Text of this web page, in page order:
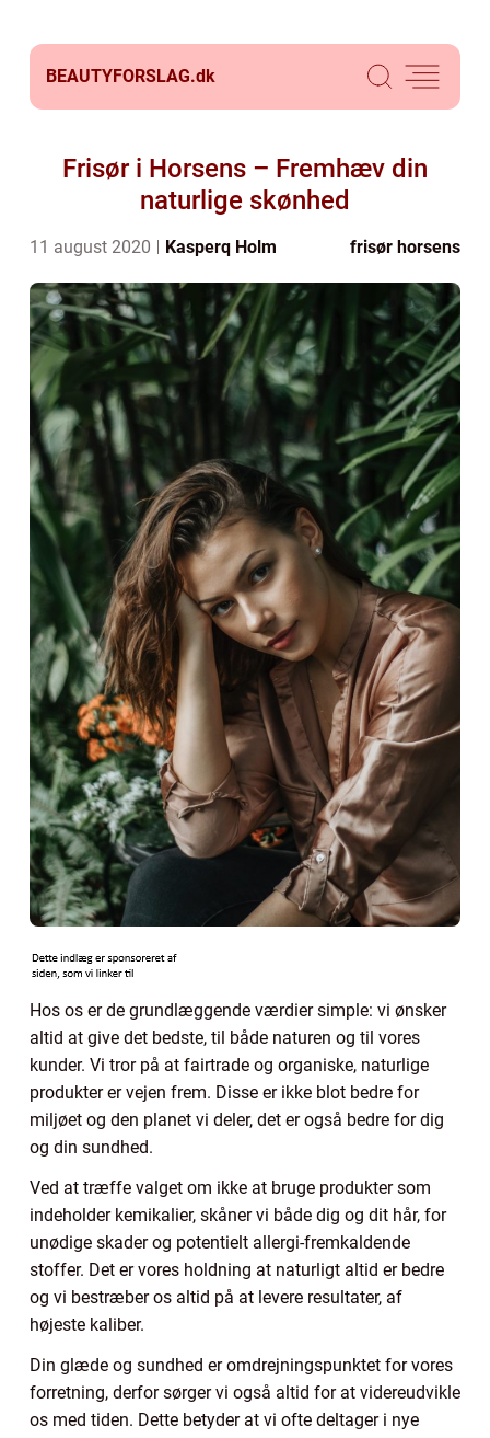
BEAUTYFORSLAG.dk
Frisør i Horsens – Fremhæv din
naturlige skønhed
11 august 2020 Kasperq Holm frisør horsens
Hos os er de grundlæggende værdier simple: vi ønsker
altid at give det bedste, til både naturen og til vores
kunder. Vi tror på at fairtrade og organiske, naturlige
produkter er vejen frem. Disse er ikke blot bedre for
miljøet og den planet vi deler, det er også bedre for dig
og din sundhed.
Ved at træffe valget om ikke at bruge produkter som
indeholder kemikalier, skåner vi både dig og dit hår, for
unødige skader og potentielt allergi-fremkaldende
stoffer. Det er vores holdning at naturligt altid er bedre
og vi bestræber os altid på at levere resultater, af
højeste kaliber.
Din glæde og sundhed er omdrejningspunktet for vores
forretning, derfor sørger vi også altid for at videreudvikle
os med tiden. Dette betyder at vi ofte deltager i nye